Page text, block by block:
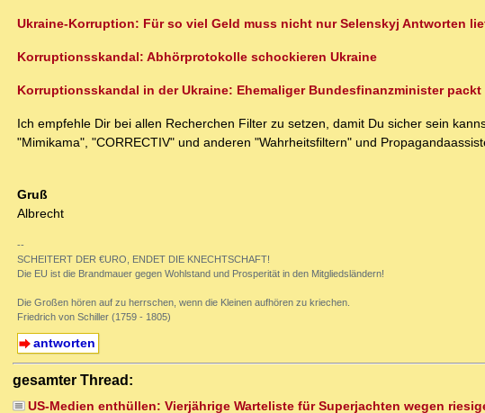
Ukraine-Korruption: Für so viel Geld muss nicht nur Selenskyj Antworten
Korruptionsskandal: Abhörprotokolle schockieren Ukraine
Korruptionsskandal in der Ukraine: Ehemaliger Bundesfinanzminister
Ich empfehle Dir bei allen Recherchen Filter zu setzen, damit Du sicher sein
"Mimikama", "CORRECTIV" und anderen "Wahrheitsfiltern" und
Gruß
Albrecht
--
SCHEITERT DER €URO, ENDET DIE KNECHTSCHAFT!
Die EU ist die Brandmauer gegen Wohlstand und Prosperität in den Mitgliedsländern!
Die Großen hören auf zu herrschen, wenn die Kleinen aufhören zu kriechen.
Friedrich von Schiller (1759 - 1805)
antworten
gesamter Thread:
US-Medien enthüllen: Vierjährige Warteliste für Superjachten wegen